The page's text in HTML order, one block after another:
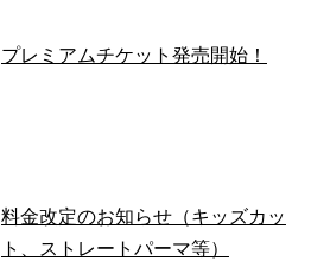
プレミアムチケット発売開始！
料金改定のお知らせ（キッズカッ
ト、ストレートパーマ等）